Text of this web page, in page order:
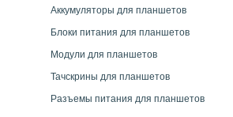
Аккумуляторы для планшетов
Блоки питания для планшетов
Модули для планшетов
Тачскрины для планшетов
Разъемы питания для планшетов